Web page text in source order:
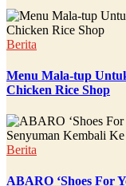
Berita
Menu Mala-tup
Chicken Rice Shop
Berita
ABARO ‘Shoes For